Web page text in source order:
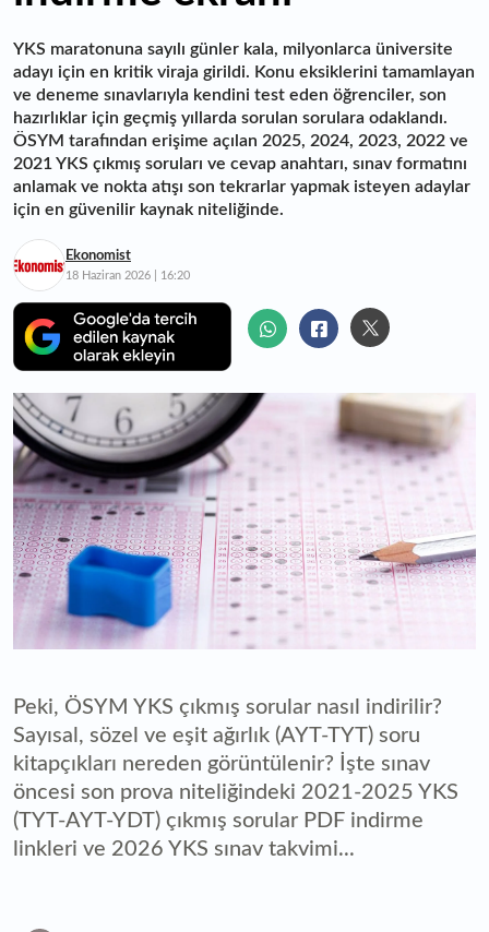
YKS maratonuna sayılı günler kala, milyonlarca üniversite
adayı için en kritik viraja girildi. Konu eksiklerini tamamlayan
ve deneme sınavlarıyla kendini test eden öğrenciler, son
hazırlıklar için geçmiş yıllarda sorulan sorulara odaklandı.
ÖSYM tarafından erişime açılan 2025, 2024, 2023, 2022 ve
2021 YKS çıkmış soruları ve cevap anahtarı, sınav formatını
anlamak ve nokta atışı son tekrarlar yapmak isteyen adaylar
için en güvenilir kaynak niteliğinde.
Ekonomist
18 Haziran 2026 | 16:20
Peki, ÖSYM YKS çıkmış sorular nasıl indirilir?
Sayısal, sözel ve eşit ağırlık (AYT-TYT) soru
kitapçıkları nereden görüntülenir? İşte sınav
öncesi son prova niteliğindeki 2021-2025 YKS
(TYT-AYT-YDT) çıkmış sorular PDF indirme
linkleri ve 2026 YKS sınav takvimi...